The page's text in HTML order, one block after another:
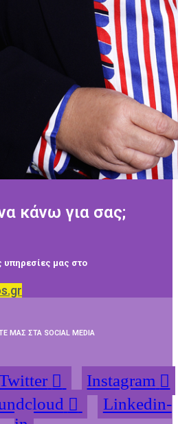
κάνω για σας;
υπηρεσίες μας στο
ΜΑΣ ΣΤΑ SOCIAL MEDIA
Instagram
Linkedin-